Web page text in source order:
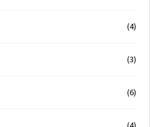
(4)
(3)
(6)